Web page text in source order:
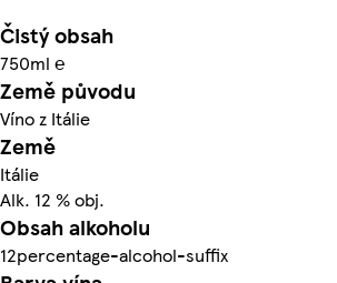
Čistý obsah
750ml ℮
Země původu
Víno z Itálie
Země
Itálie
Alk. 12 % obj.
Obsah alkoholu
12percentage-alcohol-suffix